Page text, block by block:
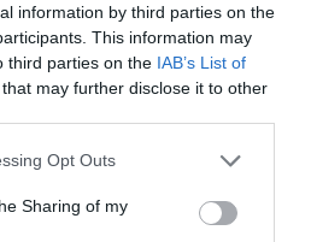
information by third parties on the
This information may
third parties on the IAB’s List of
that may further disclose it to other
app uses one or more Google
behaviour. You may click to
and its third-party tags to
Opt Outs
Sharing of my
gyermek,Nagy Adri
Következő bejegyzés